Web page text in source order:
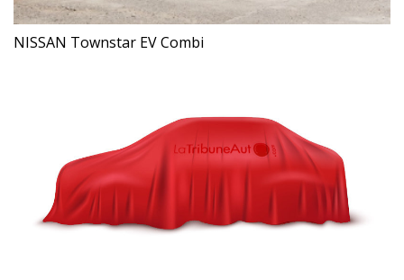
NISSAN Townstar EV Combi